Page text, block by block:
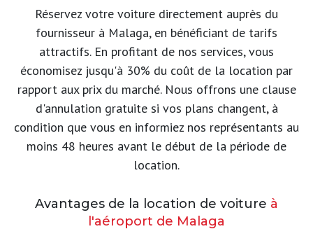
Réservez votre voiture directement auprès du
fournisseur à Malaga, en bénéficiant de tarifs
attractifs. En profitant de nos services, vous
économisez jusqu'à 30% du coût de la location par
rapport aux prix du marché. Nous offrons une clause
d'annulation gratuite si vos plans changent, à
condition que vous en informiez nos représentants au
moins 48 heures avant le début de la période de
location.
Avantages de la location de voiture à
l'aéroport de Malaga